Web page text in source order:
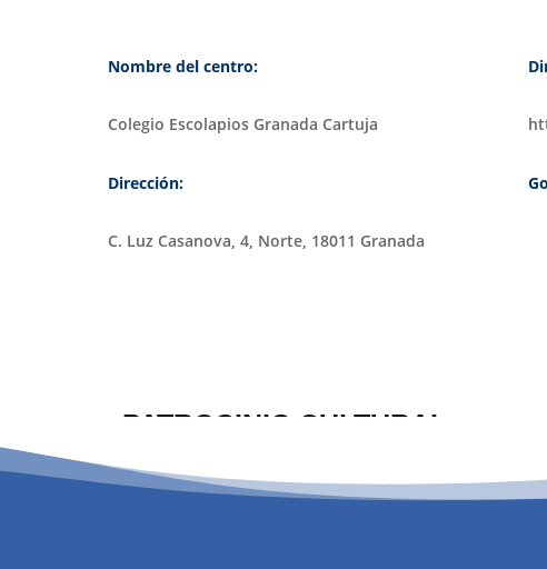
Nombre del centro:
Colegio Escolapios Granada Cartuja
Dirección:
C. Luz Casanova, 4, Norte, 18011 Granada
PATROCINIO CULTURAL